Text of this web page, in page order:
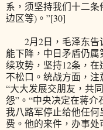
系，须坚持我们十二条
边区等)。”[30]
2月2日，毛泽东告
能下降，中日矛盾仍
续攻势，坚持12条，
不松口。统战方面，注
“大大发展交朋友，共
怨”。“中央决定在蒋介
我八路军停止给他任
费。他的来件，办事